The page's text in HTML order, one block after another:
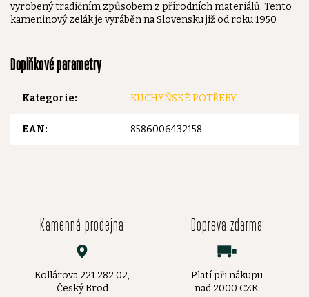
vyrobený tradičním způsobem z přírodních materiálů. Tento
kameninový zelák je vyráběn na Slovensku již od roku 1950.
Doplňkové parametry
Kategorie: KUCHYŇSKÉ POTŘEBY
EAN: 8586006432158
Kamenná prodejna
Kollárova 221 282 02,
Český Brod
Doprava zdarma
Platí při nákupu
nad 2000 CZK